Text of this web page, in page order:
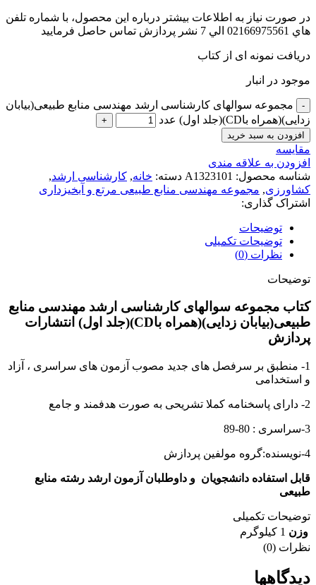
در صورت نياز به اطلاعات بيشتر درباره اين محصول، با شماره تلفن
هاي 02166975561 الي 7 نشر پردازش تماس حاصل فرماييد
دریافت نمونه ای از کتاب
موجود در انبار
مجموعه سوالهای کارشناسی ارشد مهندسی منابع طبیعی(بیابان
زدایی)(همراه باCD)(جلد اول) عدد
افزودن به سبد خرید
مقايسه
افزودن به علاقه مندی
شناسه محصول: A1323101 دسته: خانه, کارشناسی ارشد,
کشاورزی, مجموعه مهندسی منابع طبیعی مرتع و آبخیزداری
اشتراک گذاری:
توضیحات
توضیحات تکمیلی
نظرات (0)
توضیحات
کتاب مجموعه سوالهای کارشناسی ارشد مهندسی منابع
طبیعی(بیابان زدایی)(همراه باCD)(جلد اول) انتشارات
پردازش
1- منطبق بر سرفصل های جدید مصوب آزمون های سراسری ، آزاد
و استخدامی
2- دارای پاسخنامه کملا تشریحی به صورت هدفمند و جامع
3-سراسری : 80-89
4-نویسنده:گروه مولفین پردازش
قابل استفاده دانشجویان و داوطلبان آزمون ارشد رشته منابع
طبیعی
توضیحات تکمیلی
وزن 1 کیلوگرم
نظرات (0)
دیدگاهها